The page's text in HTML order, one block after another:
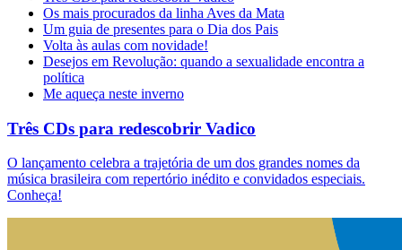
Os mais procurados da linha Aves da Mata
Um guia de presentes para o Dia dos Pais
Volta às aulas com novidade!
Desejos em Revolução: quando a sexualidade encontra a
política
Me aqueça neste inverno
Três CDs para redescobrir Vadico
O lançamento celebra a trajetória de um dos grandes nomes da
música brasileira com repertório inédito e convidados especiais.
Conheça!